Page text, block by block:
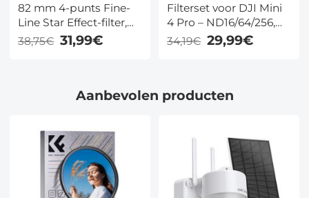
82 mm 4-punts Fine-
Line Star Effect-filter,
Cine & Dreamlike
Special-filter, 18-laags
stofzuigerdoeken -
38,75€ 31,99€
Filterset voor DJI Mini
4 Pro – ND16/64/256,
CPL & UV Filters
34,19€ 29,99€
Aanbevolen producten